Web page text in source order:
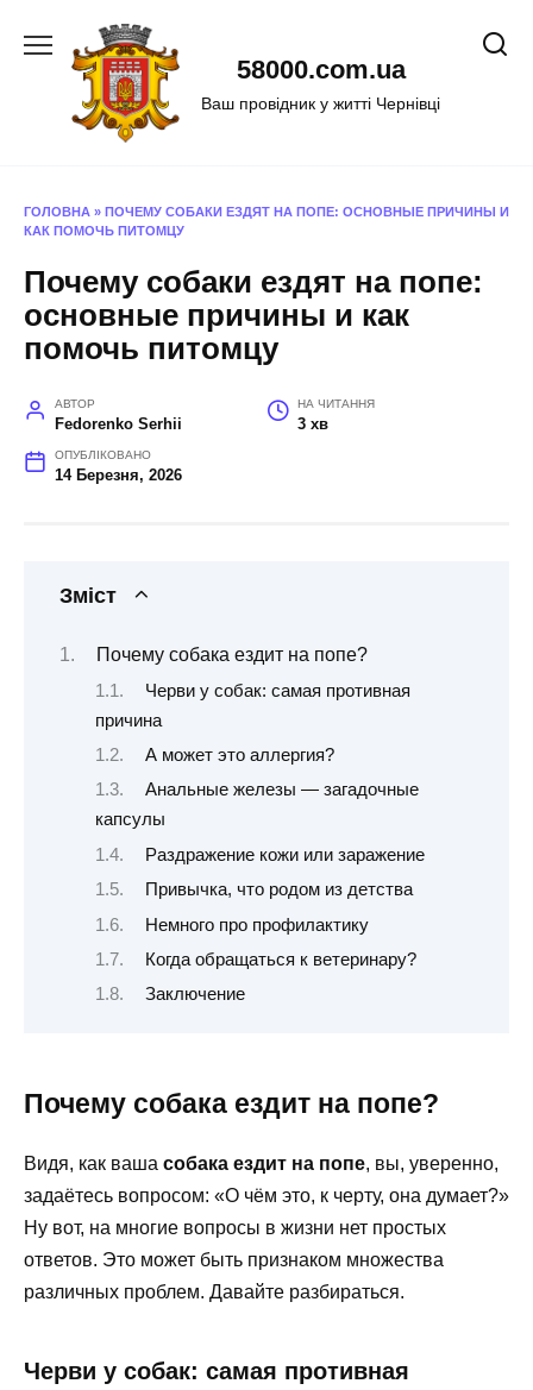
58000.com.ua
Ваш провідник у житті Чернівці
ГОЛОВНА » ПОЧЕМУ СОБАКИ ЕЗДЯТ НА ПОПЕ: ОСНОВНЫЕ ПРИЧИНЫ И
КАК ПОМОЧЬ ПИТОМЦУ
Почему собаки ездят на попе:
основные причины и как
помочь питомцу
АВТОР
Fedorenko Serhii
НА ЧИТАННЯ
3 хв
ОПУБЛІКОВАНО
14 Березня, 2026
Зміст
Почему собака ездит на попе?
Черви у собак: самая противная
причина
А может это аллергия?
Анальные железы — загадочные
капсулы
Раздражение кожи или заражение
Привычка, что родом из детства
Немного про профилактику
Когда обращаться к ветеринару?
Заключение
Почему собака ездит на попе?
Видя, как ваша собака ездит на попе, вы, уверенно,
задаётесь вопросом: «О чём это, к черту, она думает?»
Ну вот, на многие вопросы в жизни нет простых
ответов. Это может быть признаком множества
различных проблем. Давайте разбираться.
Черви у собак: самая противная